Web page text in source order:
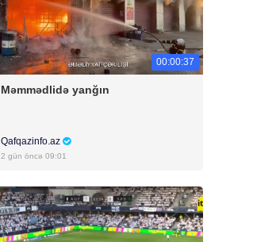
00:00:37
Məmmədlidə yanğın
Qafqazinfo.az
2 gün öncə 09:01